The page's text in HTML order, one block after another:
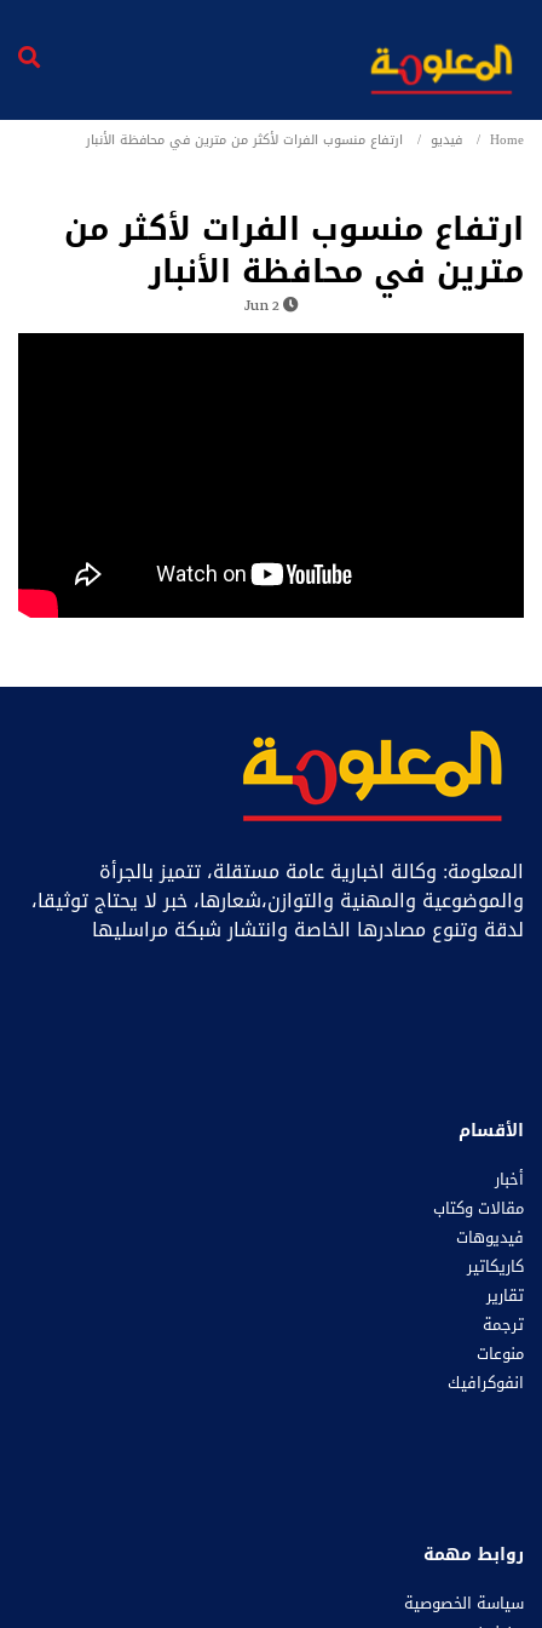
Home فيديو ارتفاع منسوب الفرات لأكثر من مترين في محافظة الأنبار
ارتفاع منسوب الفرات لأكثر من
مترين في محافظة الأنبار
2 Jun
المعلومة: وكالة اخبارية عامة مستقلة، تتميز بالجرأة
والموضوعية والمهنية والتوازن،شعارها، خبر ﻻ يحتاج توثيقا،
لدقة وتنوع مصادرها الخاصة وانتشار شبكة مراسليها
الأقسام
أخبار
مقالات وكتاب
فيديوهات
كاريكاتير
تقارير
ترجمة
منوعات
انفوكرافيك
روابط مهمة
سياسة الخصوصية